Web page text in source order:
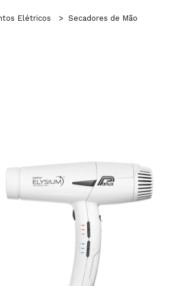
Elétricos > Secadores de Mão